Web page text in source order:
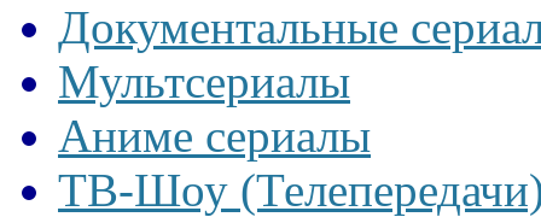
Документальные
Мультсериалы
Аниме сериалы
ТВ-Шоу